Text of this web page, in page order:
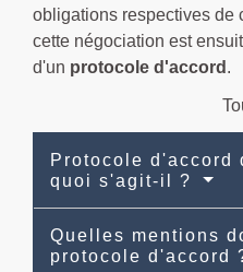
obligations respectives de
cette négociation est
d'un protocole d'accord .
Protocole d'accord
quoi s'agit-il ?
Quelles mentions
protocole d'accord